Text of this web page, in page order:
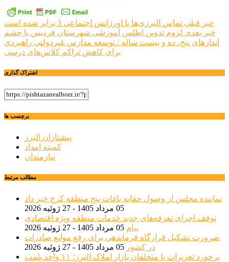
راهبری
نوشته
خبر قبلی تماس البرزی‌ها با اورژانس اجتماعی 3 برابر شده است
خبر بعدی لزوم تدوین اطلس آموزشی شهرستان فردیس با چشم
اندازهای پنج، ده و بیست ساله / توسعه مدارس غیردولتی راهبردی
برای کاهش تراکم کلاس‌های درسی
اشتراک گذاری
برچسب ها
پیشتازان البرز
کمیته امداد
نیازمندان
مطالب مرتبط
نماینده مجلس از وصول حقابه باغات پنج منطقه کرج خبر داد
05 مرداد 1405 - 27 ژوئیه 2026
توقف اجرای تعرفه‌های جدید خدمات منطقه ویژه اقتصادی
پیام 05 مرداد 1405 - 27 ژوئیه 2026
ضرورت تشکیل قرارگاه فرماندهی برای رفع موانع صادرات
در کشور 05 مرداد 1405 - 27 ژوئیه 2026
برخورد تعزیرات با متخلفان بازار املاک البرز؛ ۱۱ واحد پلمب